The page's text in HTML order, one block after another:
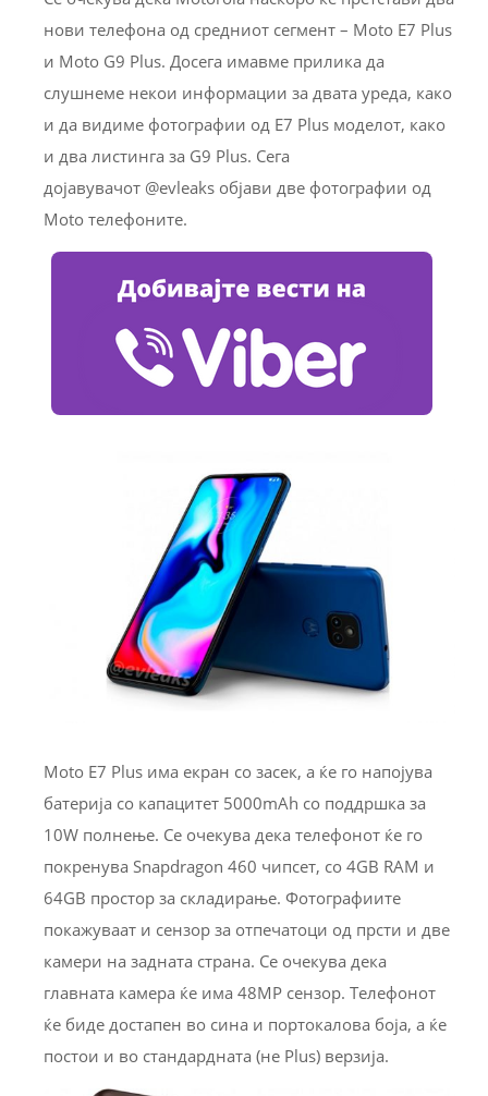
нови телефона од средниот сегмент – Moto E7 Plus
и Moto G9 Plus. Досега имавме прилика да
слушнеме некои информации за двата уреда, како
и да видиме фотографии од E7 Plus моделот, како
и два листинга за G9 Plus. Сега
дојавувачот @evleaks објави две фотографии од
Moto телефоните.
Moto E7 Plus има екран со засек, а ќе го напојува
батерија со капацитет 5000mAh со поддршка за
10W полнење. Се очекува дека телефонот ќе го
покренува Snapdragon 460 чипсет, со 4GB RAM и
64GB простор за складирање. Фотографиите
покажуваат и сензор за отпечатоци од прсти и две
камери на задната страна. Се очекува дека
главната камера ќе има 48MP сензор. Телефонот
ќе биде достапен во сина и портокалова боја, а ќе
постои и во стандардната (не Plus) верзија.